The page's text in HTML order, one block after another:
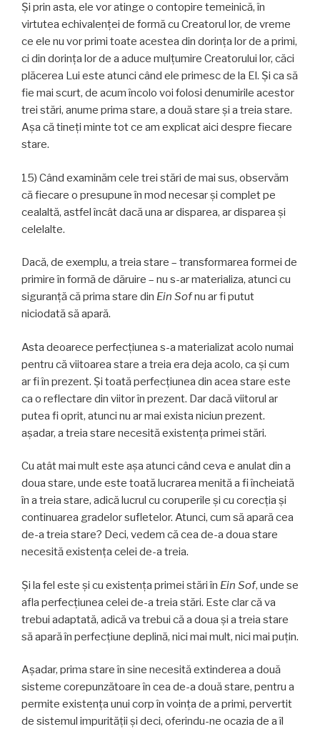
Și prin asta, ele vor atinge o contopire temeinică, în
virtutea echivalenței de formă cu Creatorul lor, de vreme
ce ele nu vor primi toate acestea din dorința lor de a primi,
ci din dorința lor de a aduce mulțumire Creatorului lor, căci
plăcerea Lui este atunci când ele primesc de la El. Și ca să
fie mai scurt, de acum încolo voi folosi denumirile acestor
trei stări, anume prima stare, a două stare și a treia stare.
Așa că tineți minte tot ce am explicat aici despre fiecare
stare.
15) Când examinăm cele trei stări de mai sus, observăm
că fiecare o presupune în mod necesar şi complet pe
cealaltă, astfel încât dacă una ar disparea, ar disparea și
celelalte.
Dacă, de exemplu, a treia stare – transformarea formei de
primire în formă de dăruire – nu s-ar materializa, atunci cu
siguranță că prima stare din Ein Sofnu ar fi putut
niciodată să apară.
Asta deoarece perfecțiunea s-a materializat acolo numai
pentru că viitoarea stare a treia era deja acolo, ca și cum
ar fi în prezent. Și toată perfecțiunea din acea stare este
ca o reflectare din viitor în prezent. Dar dacă viitorul ar
putea fi oprit, atunci nu ar mai exista niciun prezent.
așadar, a treia stare necesită existența primei stări.
Cu atât mai mult este așa atunci când ceva e anulat din a
doua stare, unde este toată lucrarea menită a fi încheiată
în a treia stare, adică lucrul cu coruperile și cu corecția și
continuarea gradelor sufletelor. Atunci, cum să apară cea
de-a treia stare? Deci, vedem că cea de-a doua stare
necesită existența celei de-a treia.
Și la fel este și cu existența primei stări în Ein Sof, unde se
afla perfecțiunea celei de-a treia stări. Este clar că va
trebui adaptată, adică va trebui că a doua și a treia stare
să apară în perfecțiune deplină, nici mai mult, nici mai puțin.
Așadar, prima stare în sine necesită extinderea a două
sisteme corepunzătoare în cea de-a două stare, pentru a
permite existența unui corp în voinţa de a primi, pervertit
de sistemul impurității și deci, oferindu-ne ocazia de a îl